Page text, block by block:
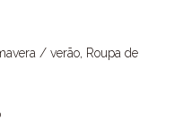
/ verão, Roupa de